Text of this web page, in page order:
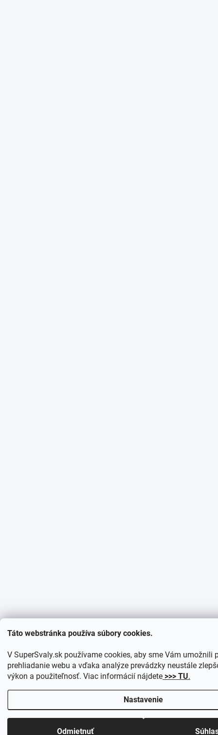
Táto webstránka používa súbory cookies.
V SuperSvaly.sk používame cookies, aby sme Vám umožnili
prehliadanie webu a vďaka analýze prevádzky neustále
výkon a použiteľnosť. Viac informácií nájdete >>> TU.
Nastavenie
Odmietnuť